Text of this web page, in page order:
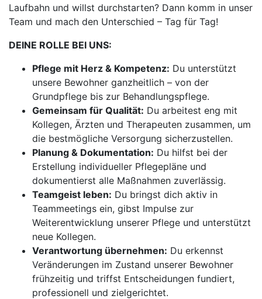
Laufbahn und willst durchstarten? Dann komm in unser
Team und mach den Unterschied – Tag für Tag!
DEINE ROLLE BEI UNS:
Pflege mit Herz & Kompetenz: Du unterstützt
unsere Bewohner ganzheitlich – von der
Grundpflege bis zur Behandlungspflege.
Gemeinsam für Qualität: Du arbeitest eng mit
Kollegen, Ärzten und Therapeuten zusammen, um
die bestmögliche Versorgung sicherzustellen.
Planung & Dokumentation: Du hilfst bei der
Erstellung individueller Pflegepläne und
dokumentierst alle Maßnahmen zuverlässig.
Teamgeist leben: Du bringst dich aktiv in
Teammeetings ein, gibst Impulse zur
Weiterentwicklung unserer Pflege und unterstützt
neue Kollegen.
Verantwortung übernehmen: Du erkennst
Veränderungen im Zustand unserer Bewohner
frühzeitig und triffst Entscheidungen fundiert,
professionell und zielgerichtet.